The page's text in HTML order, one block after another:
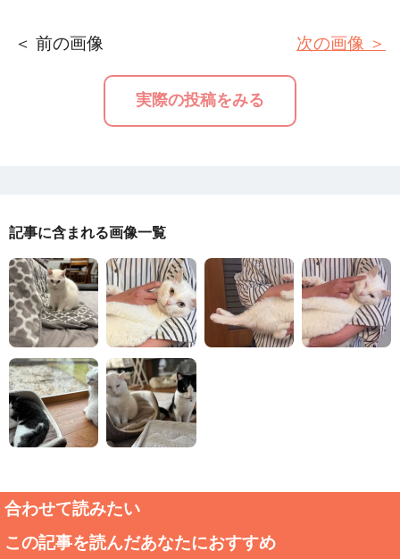
＜ 前の画像
実際の投稿をみる
次の画像 ＞
記事に含まれる画像一覧
合わせて読みたい
この記事を読んだあなたにおすすめ